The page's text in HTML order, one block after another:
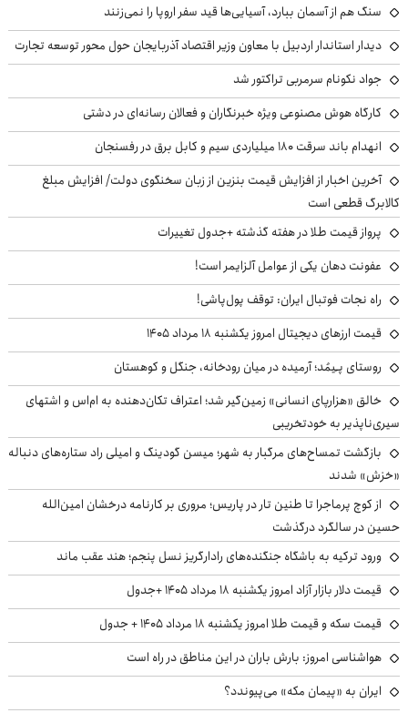
سنگ هم از آسمان ببارد، آسیایی‌ها قید سفر اروپا را نمی‌زنند
دیدار استاندار اردبیل با معاون وزیر اقتصاد آذربایجان حول محور توسعه تجارت
جواد نکونام سرمربی تراکتور شد
کارگاه هوش مصنوعی ویژه خبرنگاران و فعالان رسانه‌ای در دشتی
انهدام باند سرقت ۱۸۰ میلیاردی سیم و کابل برق در رفسنجان
آخرین اخبار از افزایش قیمت بنزین از زبان سخنگوی دولت/ افزایش مبلغ
کالابرگ قطعی است
پرواز قیمت طلا در هفته گذشته +جدول تغییرات
عفونت دهان یکی از عوامل آلزایمر است!
راه نجات فوتبال ایران: توقف پول‌پاشی!
قیمت ارزهای دیجیتال امروز یکشنبه ۱۸ مرداد ۱۴۰۵
روستای پـِیمُد؛ آرمیده در میان رودخانه، جنگل و کوهستان
خالق «هزارپای انسانی» زمین‌گیر شد؛ اعتراف تکان‌دهنده به ام‌اس و اشتهای
سیری‌ناپذیر به خودتخریبی
بازگشت تمساح‌های مرگبار به شهر؛ میسن گودینگ و امیلی راد ستاره‌های دنباله
«خزش» شدند
از کوچ‌ پرماجرا تا طنین تار در پاریس؛ مروری بر کارنامه درخشان امین‌الله
حسین در سالگرد درگذشت
ورود ترکیه به باشگاه جنگنده‌های رادارگریز نسل پنجم؛ هند عقب ماند
قیمت دلار بازار آزاد امروز یکشنبه ۱۸ مرداد ۱۴۰۵ +جدول
قیمت سکه و قیمت طلا امروز یکشنبه ۱۸ مرداد ۱۴۰۵ + جدول
هواشناسی امروز: بارش باران در این مناطق در راه است
ایران به «پیمان مکه» می‌پیوندد؟